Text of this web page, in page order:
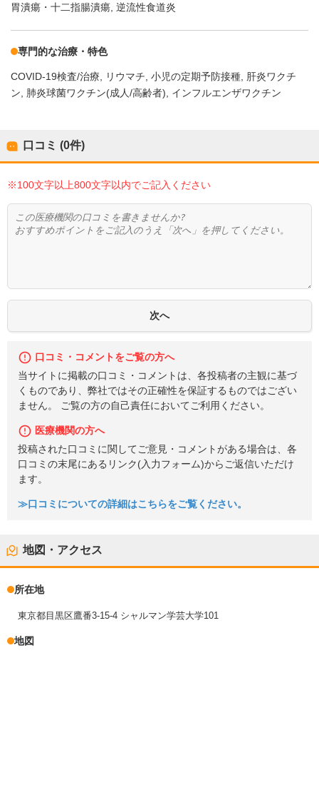
胃潰瘍・十二指腸潰瘍 逆流性食道炎
専門的な治療・特色
COVID-19検査/治療 リウマチ 小児の定期予防接種
肝炎ワクチ
ン
肺炎球菌ワクチン(成人/高齢者) インフルエンザワクチン
口コミ (0件)
※100文字以上800文字以内でご記入ください
口コミ・コメントをご覧の方へ
当サイトに掲載の口コミ・コメントは、各投稿者の主観に基づ
くものであり、弊社ではその正確性を保証するものではござい
ません。 ご覧の方の自己責任においてご利用ください。
医療機関の方へ
投稿された口コミに関してご意見・コメントがある場合は、各
口コミの末尾にあるリンク(入力フォーム)からご返信いただけ
ます。
≫口コミについての詳細はこちらをご覧ください。
地図・アクセス
所在地
東京都目黒区鷹番3-15-4 シャルマン学芸大学101
地図